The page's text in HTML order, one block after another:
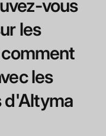
vous
les
les
d'Altyma